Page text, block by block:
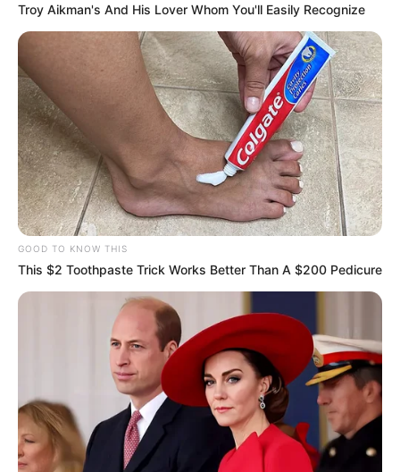
Troy Aikman's And His Lover Whom You'll Easily Recognize
GOOD TO KNOW THIS
This $2 Toothpaste Trick Works Better Than A $200 Pedicure